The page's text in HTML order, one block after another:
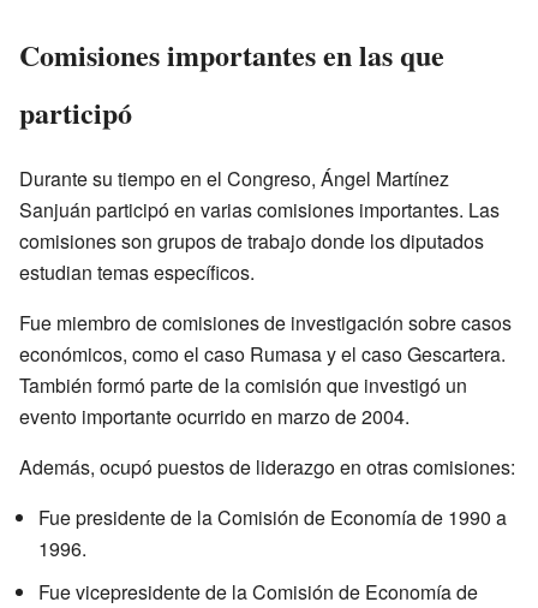
Comisiones importantes en las que
participó
Durante su tiempo en el Congreso, Ángel Martínez
Sanjuán participó en varias comisiones importantes. Las
comisiones son grupos de trabajo donde los diputados
estudian temas específicos.
Fue miembro de comisiones de investigación sobre casos
económicos, como el caso Rumasa y el caso Gescartera.
También formó parte de la comisión que investigó un
evento importante ocurrido en marzo de 2004.
Además, ocupó puestos de liderazgo en otras comisiones:
Fue presidente de la Comisión de Economía de 1990 a
1996.
Fue vicepresidente de la Comisión de Economía de